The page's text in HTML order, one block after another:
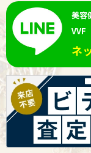
美容
VVF
ネ